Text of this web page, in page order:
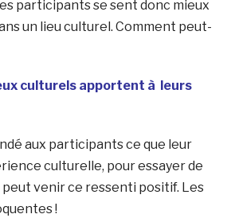
participants se sent donc mieux
un lieu culturel. Comment peut-
culturels apportent à leurs
aux participants ce que leur
culturelle, pour essayer de
peut venir ce ressenti positif. Les
!